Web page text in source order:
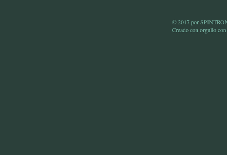
© 2017 por
Creado con orgullo